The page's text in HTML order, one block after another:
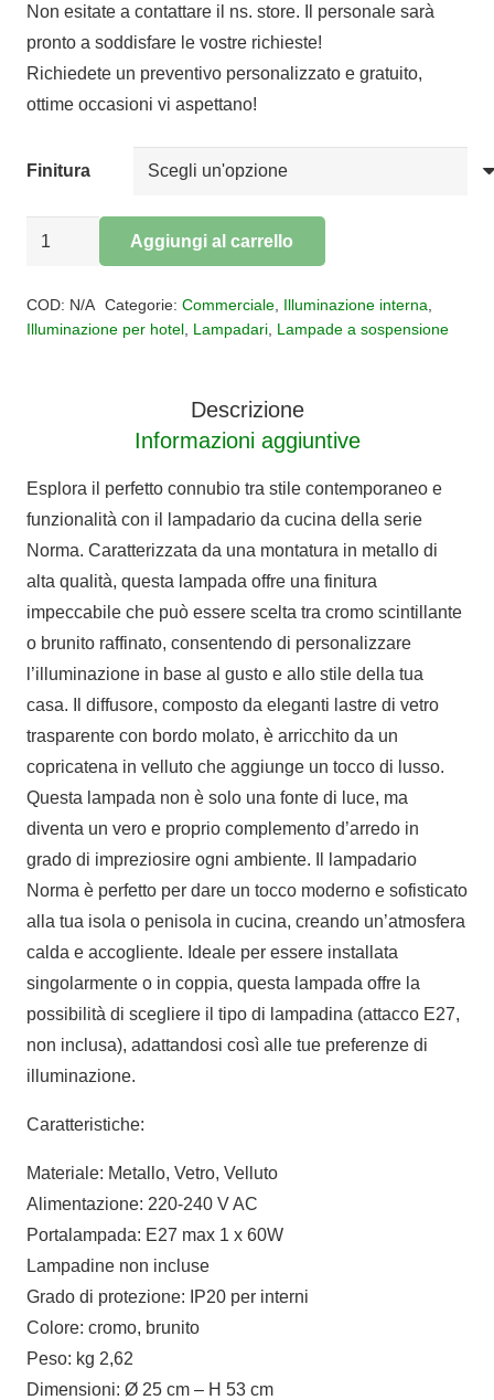
originale
era:
€256,00.
attuale
è:
€209,92.
Non esitate a contattare il ns. store. Il personale sarà
pronto a soddisfare le vostre richieste!
Richiedete un preventivo personalizzato e gratuito,
ottime occasioni vi aspettano!
Finitura
Lampadario
NORMA
Aggiungi al carrello
COD: N/A Categorie: Commerciale, Illuminazione interna
Illuminazione per hotel Lampadari Lampade a sospensione
Descrizione
Informazioni aggiuntive
Esplora il perfetto connubio tra stile contemporaneo e
funzionalità con il lampadario da cucina della serie
Norma. Caratterizzata da una montatura in metallo di
alta qualità, questa lampada offre una finitura
impeccabile che può essere scelta tra cromo scintillante
o brunito raffinato, consentendo di personalizzare
l’illuminazione in base al gusto e allo stile della tua
casa. Il diffusore, composto da eleganti lastre di vetro
trasparente con bordo molato, è arricchito da un
copricatena in velluto che aggiunge un tocco di lusso.
Questa lampada non è solo una fonte di luce, ma
diventa un vero e proprio complemento d’arredo in
grado di impreziosire ogni ambiente. Il lampadario
Norma è perfetto per dare un tocco moderno e sofisticato
alla tua isola o penisola in cucina, creando un’atmosfera
calda e accogliente. Ideale per essere installata
singolarmente o in coppia, questa lampada offre la
possibilità di scegliere il tipo di lampadina (attacco E27,
non inclusa), adattandosi così alle tue preferenze di
illuminazione.
Caratteristiche:
Materiale: Metallo, Vetro, Velluto
Alimentazione: 220-240 V AC
Portalampada: E27 max 1 x 60W
Lampadine non incluse
Grado di protezione: IP20 per interni
Colore: cromo, brunito
Peso: kg 2,62
Dimensioni: Ø 25 cm – H 53 cm